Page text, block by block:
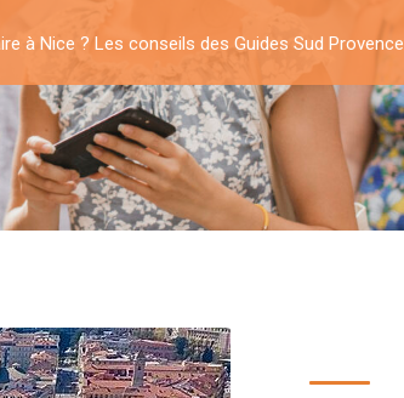
à Nice ? Les conseils des Guides Sud Provence